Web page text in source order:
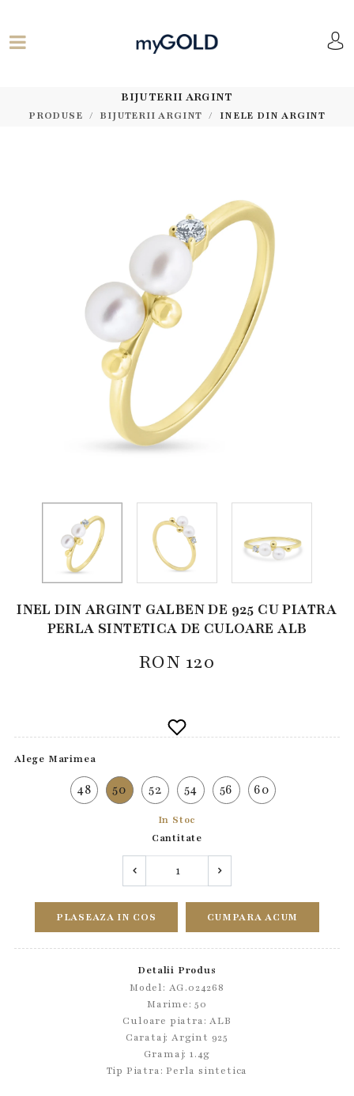
BIJUTERII ARGINT
PRODUSE BIJUTERII ARGINT INELE DIN ARGINT
INEL DIN ARGINT GALBEN DE 925 CU PIATRA
PERLA SINTETICA DE CULOARE ALB
RON 120
Alege Marimea
48 50 52 54 56 60
In Stoc
Cantitate
PLASEAZA IN COS CUMPARA ACUM
Detalii Produs
Model: AG.024268
Marime: 50
Culoare piatra: ALB
Carataj: Argint 925
Gramaj: 1.4g
Tip Piatra:Perla sintetica